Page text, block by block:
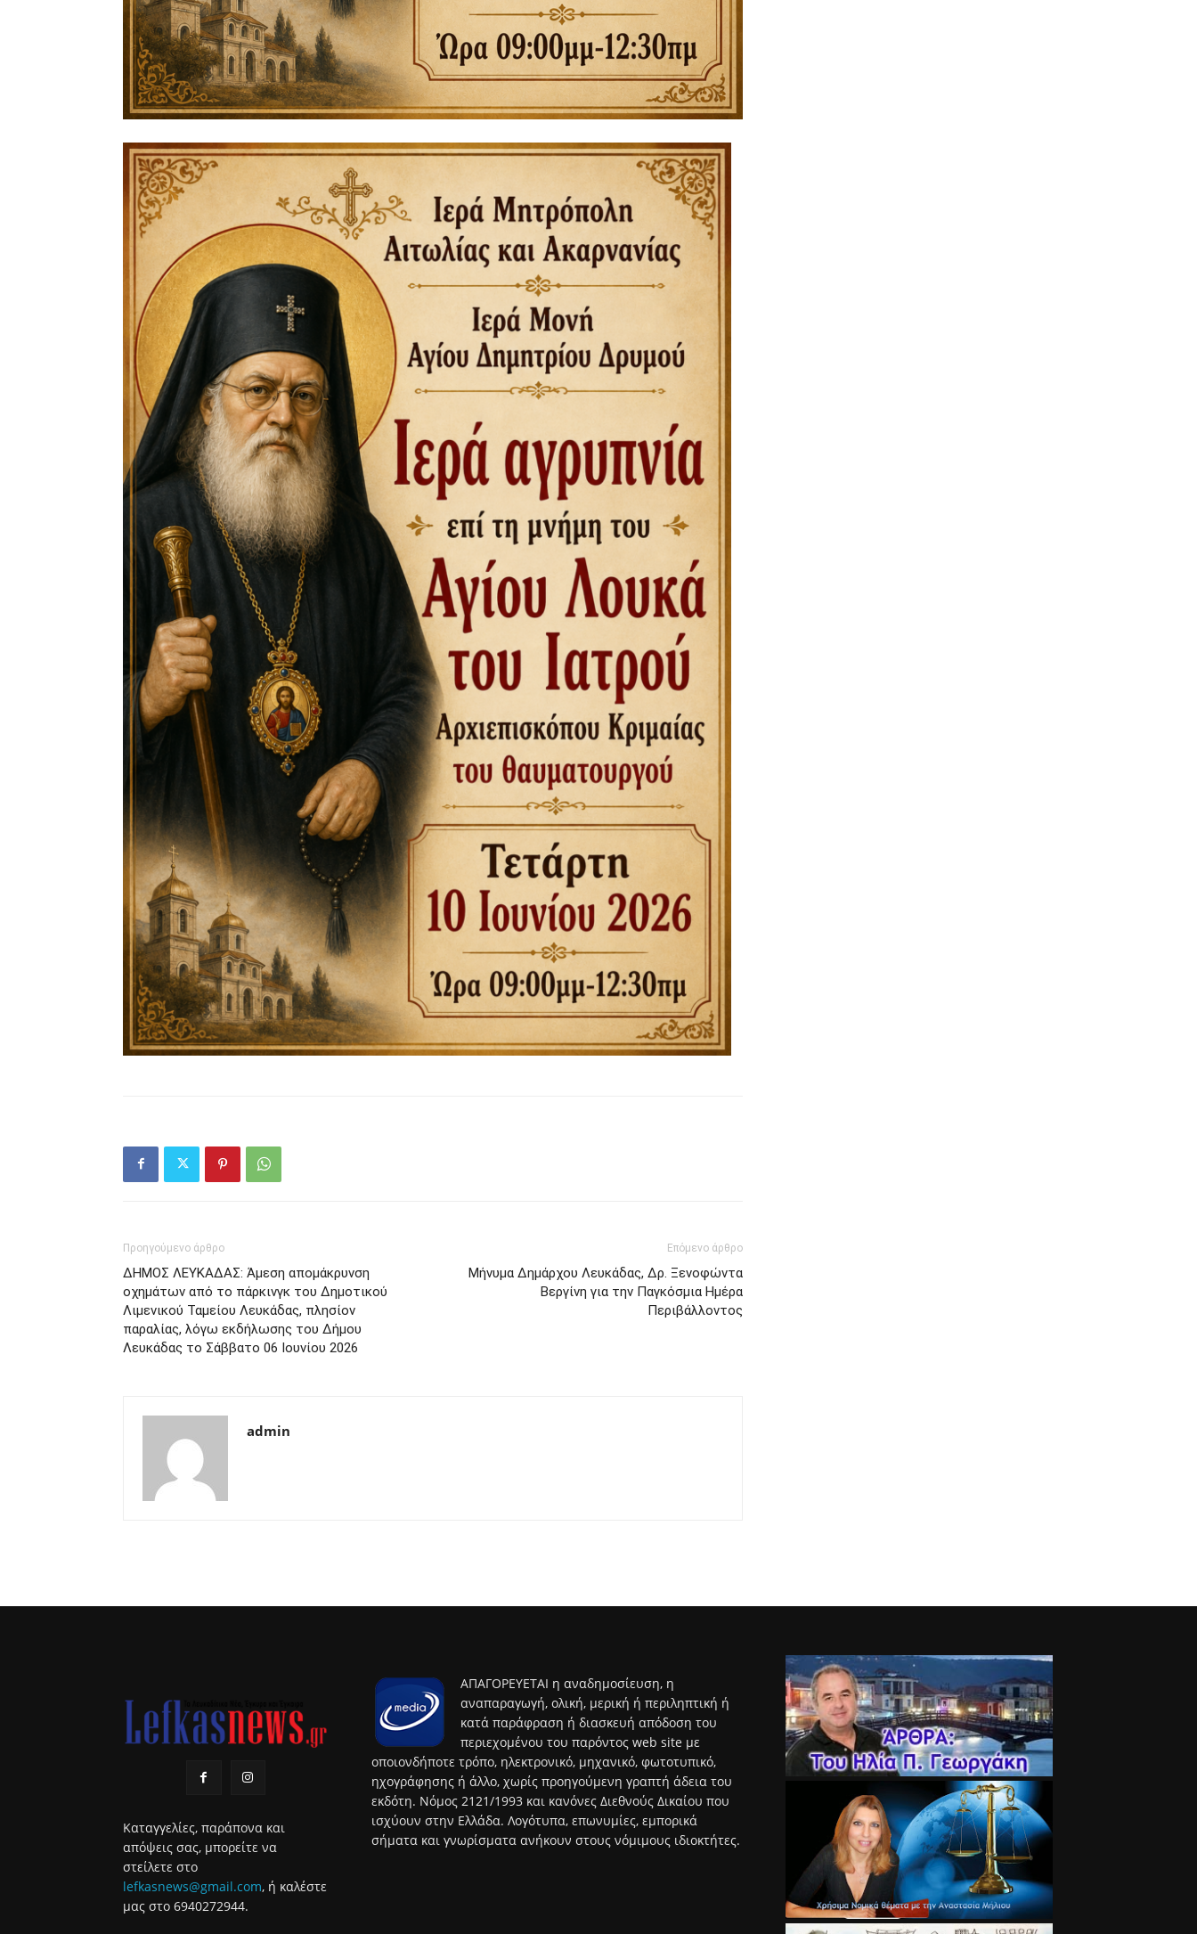
Προηγούμενο άρθρο
ΔΗΜΟΣ ΛΕΥΚΑΔΑΣ: Άμεση απομάκρυνση
οχημάτων από το πάρκινγκ του Δημοτικού
Λιμενικού Ταμείου Λευκάδας, πλησίον
παραλίας, λόγω εκδήλωσης του Δήμου
Λευκάδας το Σάββατο 06 Ιουνίου 2026
Επόμενο άρθρο
Μήνυμα Δημάρχου Λευκάδας, Δρ. Ξενοφώντα
Βεργίνη για την Παγκόσμια Ημέρα
Περιβάλλοντος
admin
Καταγγελίες, παράπονα και
απόψεις σας, μπορείτε να
στείλετε στο
lefkasnews@gmail.com, ή καλέστε
μας στο 6940272944.
ΑΠΑΓΟΡΕΥΕΤΑΙ η αναδημοσίευση, η
αναπαραγωγή, ολική, μερική ή περιληπτική ή
κατά παράφραση ή διασκευή απόδοση του
περιεχομένου του παρόντος web site με
οποιονδήποτε τρόπο, ηλεκτρονικό, μηχανικό, φωτοτυπικό,
ηχογράφησης ή άλλο, χωρίς προηγούμενη γραπτή άδεια του
εκδότη. Νόμος 2121/1993 και κανόνες Διεθνούς Δικαίου που
ισχύουν στην Ελλάδα. Λογότυπα, επωνυμίες, εμπορικά
σήματα και γνωρίσματα ανήκουν στους νόμιμους ιδιοκτήτες.